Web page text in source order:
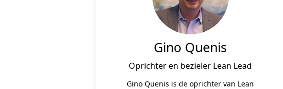
Gino Quenis
Oprichter en bezieler Lean Lead
Gino Quenis is de oprichter van Lean